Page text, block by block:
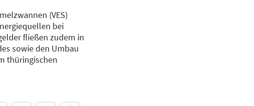
(VES)
bei
fließen zudem in
sowie den Umbau
thüringischen